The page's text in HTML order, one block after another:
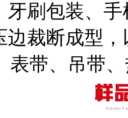
牙刷包装、
边裁断成型
表带、吊带